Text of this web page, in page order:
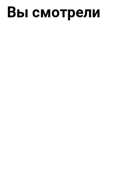
Вы смотрели